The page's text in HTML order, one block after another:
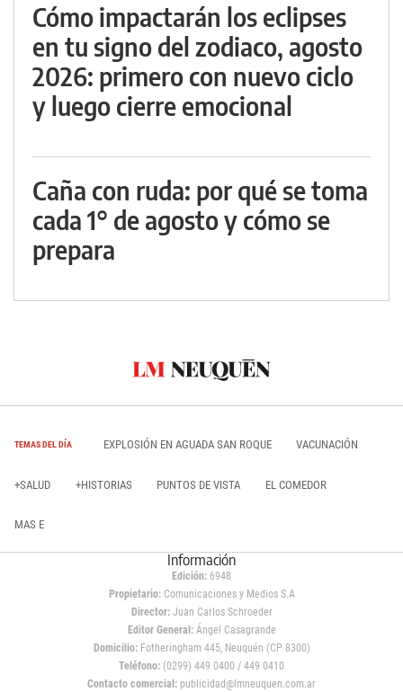
Cómo impactarán los eclipses
en tu signo del zodiaco, agosto
2026: primero con nuevo ciclo
y luego cierre emocional
Caña con ruda: por qué se toma
cada 1° de agosto y cómo se
prepara
TEMAS DEL DÍA EXPLOSIÓN EN AGUADA SAN ROQUE VACUNACIÓN
+SALUD +HISTORIAS PUNTOS DE VISTA EL COMEDOR
MAS E
Información
Edición: 6948
Propietario:Comunicaciones y Medios S.A
Director: Juan Carlos Schroeder
Editor General:Ángel Casagrande
Domicilio:Fotheringham 445, Neuquén (CP 8300)
Teléfono: (0299) 449 0400 / 449 0410
Contacto comercial: publicidad@lmneuquen.com.ar